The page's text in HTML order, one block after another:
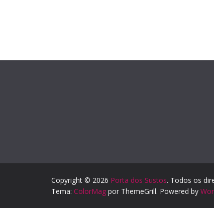
Copyright © 2026 Porta dos Sustos. Todos os
Tema: ColorMag por ThemeGrill. Powered by